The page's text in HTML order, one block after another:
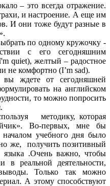
– это всегда отражение.
и настроение. А еще им
И они тоже будут разные в
по одному кружочку -
с его сегодняшним
quiet), желтый – радостное
не комфортно (I’m sad).
ждете от сегодняшней
на английском
то можно попросить
методику, которая
Во-первых, мне бы
учебного дня было
же, получить позитивный
языка .Очень важно, чтобы
в реальной деятельности,
Только так можно
А этому способствуют